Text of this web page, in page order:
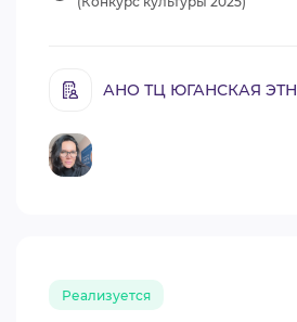
АНО ТЦ ЮГАНСКАЯ
Реализуется